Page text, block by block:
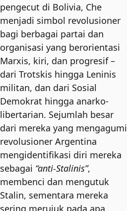
pengecut di Bolivia, Che
menjadi simbol revolusioner
bagi berbagai partai dan
organisasi yang berorientasi
Marxis, kiri, dan progresif –
dari Trotskis hingga Leninis
militan, dan dari Sosial
Demokrat hingga anarko-
libertarian. Sejumlah besar
dari mereka yang mengagumi
revolusioner Argentina
mengidentifikasi diri mereka
sebagai “anti-Stalinis”,
membenci dan mengutuk
Stalin, sementara mereka
sering merujuk pada apa